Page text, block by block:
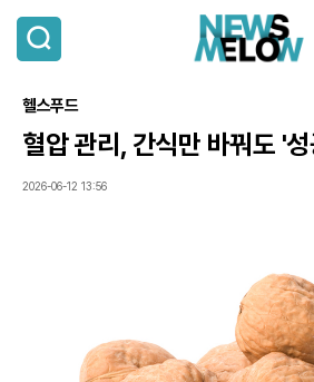
검
색
헬스푸드
혈압 관리, 간식만 바꿔도 '
2026-06-12 13:56